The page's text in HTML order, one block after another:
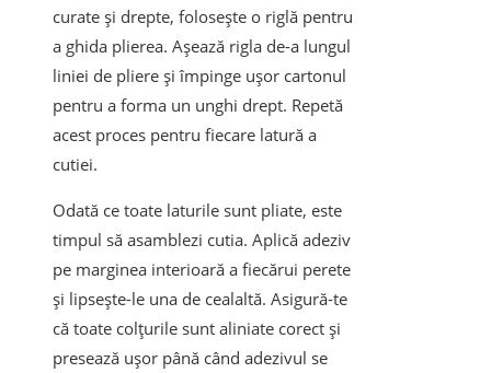
curate și drepte, folosește o riglă pentru
a ghida plierea. Așează rigla de-a lungul
liniei de pliere și împinge ușor cartonul
pentru a forma un unghi drept. Repetă
acest proces pentru fiecare latură a
cutiei.
Odată ce toate laturile sunt pliate, este
timpul să asamblezi cutia. Aplică adeziv
pe marginea interioară a fiecărui perete
și lipsește-le una de cealaltă. Asigură-te
că toate colțurile sunt aliniate corect și
presează ușor până când adezivul se